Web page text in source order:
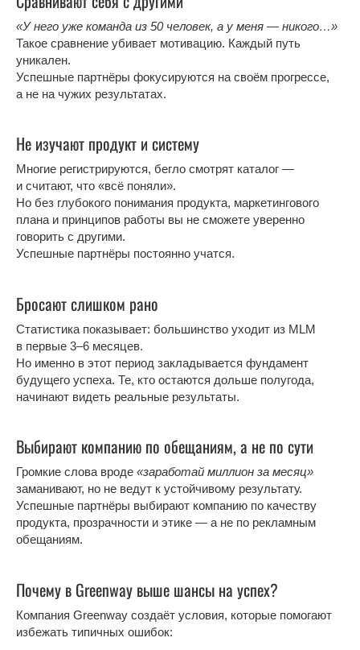
«У него уже команда из 50 человек, а у меня — никого…»
Такое сравнение убивает мотивацию. Каждый путь
уникален.
Успешные партнёры фокусируются на своём прогрессе,
а не на чужих результатах.
Не изучают продукт и систему
Многие регистрируются, бегло смотрят каталог —
и считают, что «всё поняли».
Но без глубокого понимания продукта, маркетингового
плана и принципов работы вы не сможете уверенно
говорить с другими.
Успешные партнёры постоянно учатся.
Бросают слишком рано
Статистика показывает: большинство уходит из MLM
в первые 3–6 месяцев.
Но именно в этот период закладывается фундамент
будущего успеха. Те, кто остаются дольше полугода,
начинают видеть реальные результаты.
Выбирают компанию по обещаниям, а не по сути
Громкие слова вроде «заработай миллион за месяц»
заманивают, но не ведут к устойчивому результату.
Успешные партнёры выбирают компанию по качеству
продукта, прозрачности и этике — а не по рекламным
обещаниям.
Почему в Greenway выше шансы на успех?
Компания Greenway создаёт условия, которые помогают
избежать типичных ошибок: